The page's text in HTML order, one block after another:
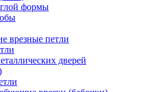
формы
врезные петли
дверей